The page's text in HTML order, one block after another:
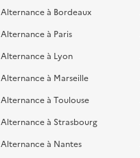
Alternance à Bordeaux
Alternance à Paris
Alternance à Lyon
Alternance à Marseille
Alternance à Toulouse
Alternance à Strasbourg
Alternance à Nantes